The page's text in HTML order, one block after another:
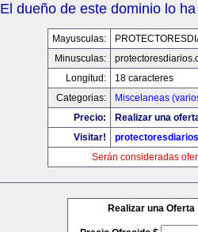
El dueño de este dominio lo
Mayusculas:
Minusculas:
Longitud:
18 caracteres
Categorias:
Miscelaneas
Precio:
Realizar una
Visitar!
Serán consideradas
Realizar una Oferta